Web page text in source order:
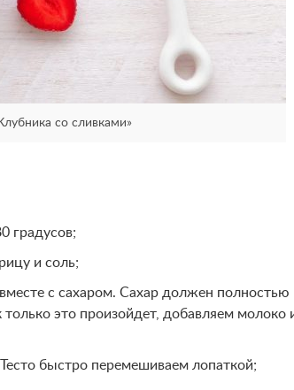
со сливками»
градусов;
и соль;
с сахаром. Сахар должен полностью
это произойдет, добавляем молоко
быстро перемешиваем лопаткой;